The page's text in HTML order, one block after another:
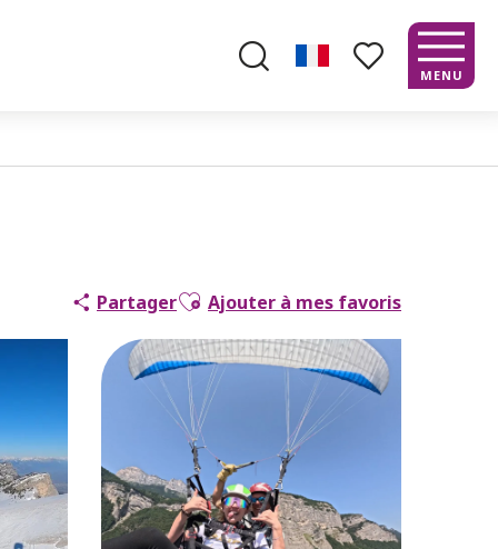
MENU
PartagerAjouter aux favoris
Ajouter à mes favoris